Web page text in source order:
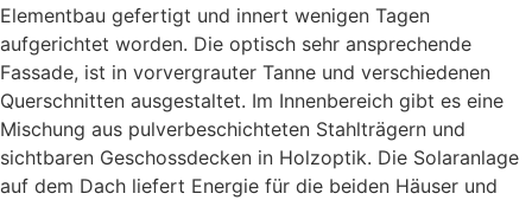
Elementbau gefertigt und innert wenigen Tagen
aufgerichtet worden. Die optisch sehr ansprechende
Fassade, ist in vorvergrauter Tanne und verschiedenen
Querschnitten ausgestaltet. Im Innenbereich gibt es eine
Mischung aus pulverbeschichteten Stahlträgern und
sichtbaren Geschossdecken in Holzoptik. Die Solaranlage
auf dem Dach liefert Energie für die beiden Häuser und